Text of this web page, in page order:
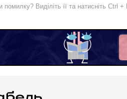
помилку? Виділіть її та натисніть Ctrl +